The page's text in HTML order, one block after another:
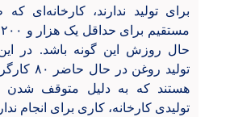
برای تولید ندارند، کارخانه‌ای
حال روزش این گونه باشد. در
تولید روغن
هستند که به دلیل متوقف شدن
تولیدی کارخانه، کاری برای انجام